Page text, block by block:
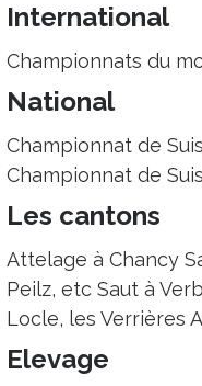
International
Championnats du
National
Championnat de
Championnat de
Les cantons
Attelage à Chancy
Peilz, etc Saut à
Locle, les Verrières
Elevage